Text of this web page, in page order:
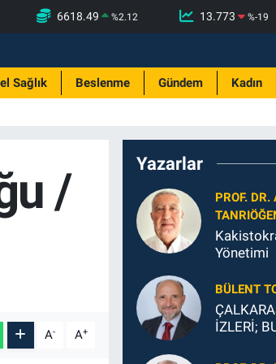
6618.49 %2.12 13.773 %-19
Sağlık Beslenme Gündem Kadın
/
A- A+
Yazarlar
PROF.
Yönetimi
BÜLENT
İZLERİ;